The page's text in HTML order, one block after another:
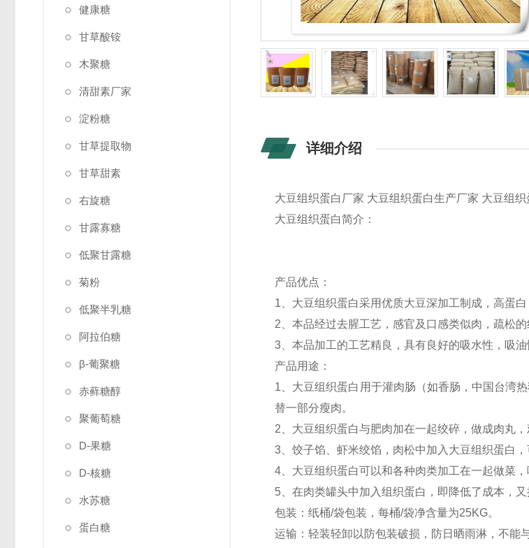
健康糖
甘草酸铵
木聚糖
清甜素厂家
淀粉糖
甘草提取物
甘草甜素
右旋糖
甘露寡糖
低聚甘露糖
菊粉
低聚半乳糖
阿拉伯糖
β-葡聚糖
赤藓糖醇
聚葡萄糖
D-果糖
D-核糖
水苏糖
蛋白糖
详细介绍
大豆组织蛋白厂家 大豆组织蛋白生产厂家 大豆组织
大豆组织蛋白简介：
产品优点：
1、大豆组织蛋白采用优质大豆深加工制成，高蛋白
2、本品经过去腥工艺，感官及口感类似肉，疏松的
3、本品加工的工艺精良，具有良好的吸水性，吸
产品用途：
1、大豆组织蛋白用于灌肉肠（如香肠，中国台湾
替一部分瘦肉。
2、大豆组织蛋白与肥肉加在一起绞碎，做成肉丸
3、饺子馅、虾米绞馅，肉松中加入大豆组织蛋白
4、大豆组织蛋白可以和各种肉类加工在一起做菜
5、在肉类罐头中加入组织蛋白，即降低了成本，又
包装：纸桶/袋包装，每桶/袋净含量为25KG。
运输：轻装轻卸以防包装破损，防日晒雨淋，不能